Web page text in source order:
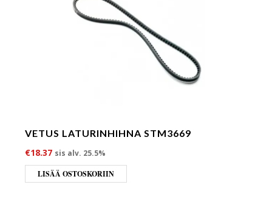
VETUS LATURINHIHNA STM3669
€18.37 sis alv. 25.5%
LISÄÄ OSTOSKORIIN